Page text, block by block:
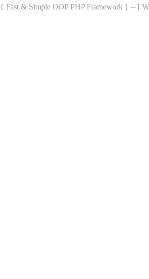
{ Fast & Simple OOP PHP Framework } -- [